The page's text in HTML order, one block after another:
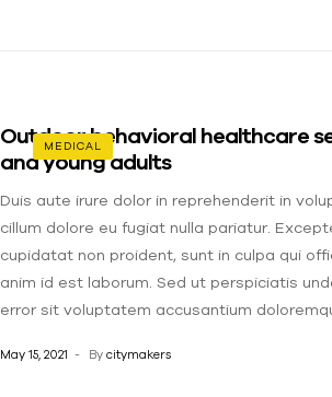
MEDICAL
Outdoor behavioral healthcare
and young adults
Duis aute irure dolor in reprehenderit in
cillum dolore eu fugiat nulla pariatur.
cupidatat non proident, sunt in culpa qui
anim id est laborum. Sed ut perspiciatis
error sit voluptatem accusantium
May 15, 2021 By citymakers